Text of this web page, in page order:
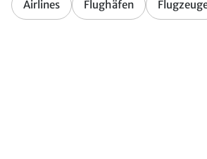
Airlines Flughäfen